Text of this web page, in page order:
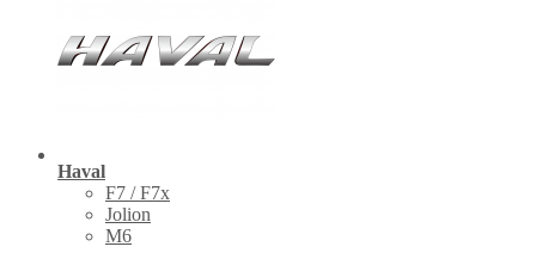
Haval
F7 / F7x
Jolion
M6